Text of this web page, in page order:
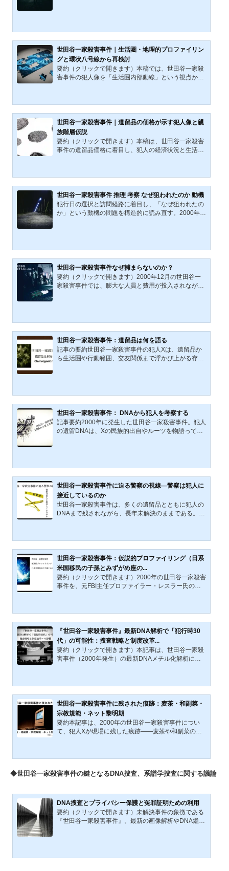
公開日：2021年12月4日 / 最終更新日：2026年3月4日
本稿は、前回整理した犯人像の前提を引き継ぎつつ、
DNA捜査の具体的可能性と制度的課題を検討するもの
である。事件発生から...
世田谷一家殺害事件｜生活圏・地理的プロファイリン
グと環状八号線から再検討
要約（クリックで開きます）本稿では、世田谷一家殺
害事件の犯人像を「生活圏内部動線」という視点から
号線はその構造軸として機能する。地理的プロファイ
リング理論（バッファーゾーン、重心推定、アンカー
ポイント）を援用し、犯人を遠隔地からの侵入者では
なく圏域内部を循環する生活者として仮説化する。さ
らに高地価圏域における居住可能性と資産構造の問題
を提示し、次稿で遺留品価格との緊張関係を検討す
世田谷一家殺害事件｜遺留品の価格が示す犯人像と親
族階層仮説
要約（クリックで開きます）本稿は、世田谷一家殺害
事件の遺留品価格に着目し、犯人の経済状況と生活圏
媒介を仮定し、犯人X・親族Y・被害者Aという三者関
係モデルを提示する。価格から構造へ接続する仮説の
出発点である。公開日：2021年12月30日 / 最終更新
日：2026年3月4日2000年12月30日未明に発生した世
田谷一家殺害事件は、物証が極めて多い未解決事件と
世田谷一家殺害事件 推理 考察 なぜ狙われたのか 動機
犯行日の選択と訪問経路に着目し、「なぜ狙われたの
か」という動機の問題を構造的に読み直す。2000年1
が狙われたのか」という問題を改めて検証する。従来
語られてきた流し犯・快楽犯・プロ犯説を再検討し、
面識や怨恨という動機の可能性について、統計資料や
世田谷一家殺害事件なぜ捕まらないのか？
要約（クリックで開きます）2000年12月の世田谷一
家殺害事件では、膨大な人員と費用が投入されなが
する。読者の記憶と気づきを情報提供へつなげるため
の記事である。2000年12月30日深夜から翌31日未明
にかけて発生した世田谷一家殺害事件に対し、警察は
世田谷一家殺害事件：遺留品は何を語る
記事の要約世田谷一家殺害事件の犯人Xは、遺留品か
ら生活圏や行動範囲、交友関係まで浮かび上がる存在
めに置かれた地蔵の存在が意味するものなど、遺留品
は事件後のXの痕跡を語っている。世田谷一家殺害事
件の犯人Xは、東急電鉄目黒線「奥沢」駅から東（東
世田谷一家殺害事件： DNAから犯人を考察する
記事要約2000年に発生した世田谷一家殺害事件。犯人
の遺留DNAは、Xの民族的出自やルーツを物語ってい
学と歴史から考察する。世田谷一家殺害事件の遺留品
のなかで最も重要な遺留品は犯人XのDNAであろう。
被害者A氏宅に残された犯人XのDNAは、Xが何者なの
かを雄弁に語る。Xの両親が誰な...
世田谷一家殺害事件に迫る警察の視線—警察は犯人に
接近しているのか
世田谷一家殺害事件は、多くの遺留品とともに犯人の
DNAまで残されながら、長年未解決のままである。な
可能性を考慮しつつ、なぜ捜査が進展しないのか、そ
の理由に踏み込み、未解決事件の謎を追う。 近年の解
決例に見る手がかりを手がかりに、世田谷事件の特異
性と捜査が抱える課題について考察する。警察は犯人
の手がかりを掴んでいるか未解決事件は、大きく二つ
に分類することができる。1・容疑者の特定が困難な
世田谷一家殺害事件：仮説的プロファイリング（日系
米国移民の子孫とみずがめ座の...
要約（クリックで開きます）2000年の世田谷一家殺害
事件を、元FBI主任プロファイラー・レスラー氏の秩
の可能性や、1970年代以降の米国西海岸日系移民社会
に広がったニューエイジ思想、水瓶座の時代といった
文化的背景が動機形成に影響した可能性を指摘する。
事件100日後に現場近くに置かれた19.5kgの地蔵の意
味や出所も考察し、象徴的メッセージや関係者の関与
を探る。本サイトでは、2000年12月30日夜から31日
『世田谷一家殺害事件』最新DNA解析で「犯行時30
代」の可能性：捜査戦略と制度改革...
要約（クリックで開きます）本記事は、世田谷一家殺
害事件（2000年発生）の最新DNAメチル化解析によ
る。筆者がこれまで提案してきた「10代後半〜20代前
半」説を再評価し、犯人像を1970年前後生まれと再設
定。職業・居住形態を拡張し、親族経由の接点に加え
て同世代的ネットワークも想定する。さらに、国際的
系譜背景の希少性を維持・強化しつつ、今後の再探索
と遺伝的系譜学導入の必要性を提示する。四半世紀を
世田谷一家殺害事件に残された痕跡：麦茶・和副菜・
宗教規範・ネット黎明期
要約本記事は、2000年の世田谷一家殺害事件につい
て、犯人Xが現場に残した痕跡――麦茶や和副菜の摂
分析し、Xの生活習慣・文化的背景を再構成する試み
ット黎明期の交流空間、さらには人形劇とロボット文
会の文化史的交錯点」として読み解く。従来の犯罪学
的枠組みにとどまらず、文化史・生活史的な補助線に
よって未解決事件を考察する...
◆世田谷一家殺害事件の鍵となるDNA捜査、系譜学捜査に関する議論
DNA捜査とプライバシー保護と冤罪証明ための利用
要約（クリックで開きます）未解決事件の象徴である
『世田谷一家殺害事件』。最新の画像解析やDNA鑑定